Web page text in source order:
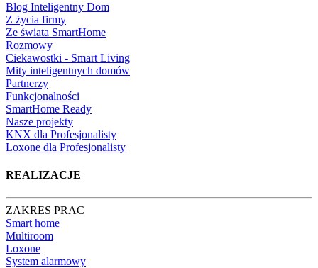
Blog Inteligentny Dom
Z życia firmy
Ze świata SmartHome
Rozmowy
Ciekawostki - Smart Living
Mity inteligentnych domów
Partnerzy
Funkcjonalności
SmartHome Ready
Nasze projekty
KNX dla Profesjonalisty
Loxone dla Profesjonalisty
REALIZACJE
ZAKRES PRAC
Smart home
Multiroom
Loxone
System alarmowy